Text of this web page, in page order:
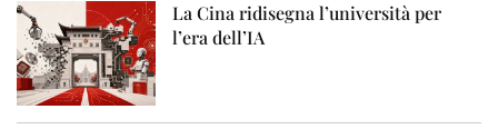
La Cina ridisegna l’università per
l’era dell’IA